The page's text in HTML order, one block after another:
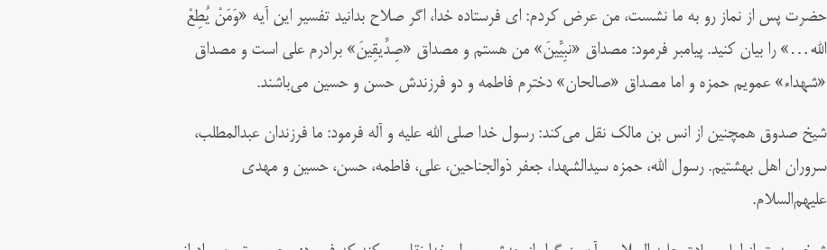
حضرت پس از نماز رو به ما نشست، من عرض کردم: ای فرستاده خدا، اگر صلاح بدانید تفسیر این آیه «وَمَنْ یُطِعْ
الله…» را بیان کنید. پیامبر فرمود: مصداق «نبِیِّینَ» من هستم و مصداق «صِدِّیقِینَ» برادرم علی است و مصداق
«شهداء» عمویم حمزه و اما مصداق «صالحان» دخترم فاطمه و دو فرزندش حسن و حسین می‌‌باشند.
شیخ صدوق همچنین از انس بن مالک نقل می‌‌کند: رسول خدا صلی الله علیه و آله فرمود: ما فرزندان عبدالمطلب،
سروران اهل بهشتیم. رسول الله، حمزه سیدالشهدا، جعفر ذوالجناحین، علی، فاطمه، حسن، حسین و مهدی
علیهم‌السلام.